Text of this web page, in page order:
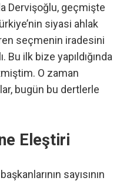
Dervişoğlu, geçmişte
siyasi ahlak
seçmenin iradesini
Bu ilk bize yapıldığında
O zaman
bugün bu dertlerle
Eleştiri
sayısının